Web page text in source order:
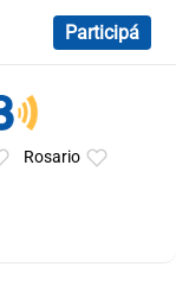
Participá
Rosario